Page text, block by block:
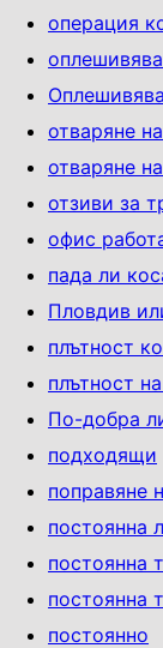
операция
отваряне
отваряне
отзиви за
офис
пада ли
Пловдив
плътност
плътност
По-добра
подходящи
поправяне
постоянна
постоянна
постоянна
постоянно